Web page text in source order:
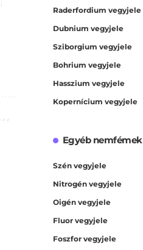
Raderfordium vegyjele
Dubnium vegyjele
Sziborgium vegyjele
Bohrium vegyjele
Hasszium vegyjele
Kopernícium vegyjele
Egyéb nemfémek
Szén vegyjele
Nitrogén vegyjele
Oigén vegyjele
Fluor vegyjele
Foszfor vegyjele